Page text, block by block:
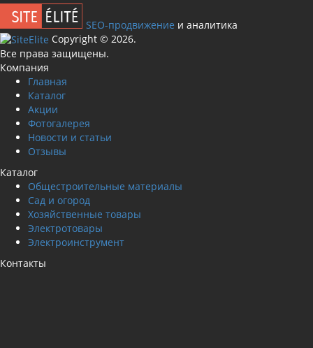
SEO-продвижение и аналитика
Сopyright © 2026.
Все права защищены.
Компания
Главная
Каталог
Акции
Фотогалерея
Новости и статьи
Отзывы
Каталог
Общестроительные материалы
Сад и огород
Хозяйственные товары
Электротовары
Электроинструмент
Контакты